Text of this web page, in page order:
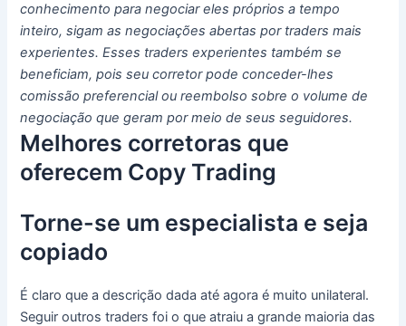
conhecimento para negociar eles próprios a tempo
inteiro, sigam as negociações abertas por traders mais
experientes.Esses traders experientes também se
beneficiam, pois seu corretor pode conceder-lhes
comissão preferencial ou reembolso sobre o volume de
negociação que geram por meio de seus seguidores.
Melhores corretoras que
oferecem Copy Trading
Torne-se um especialista e seja
copiado
É claro que a descrição dada até agora é muito unilateral.
Seguir outros traders foi o que atraiu a grande maioria das